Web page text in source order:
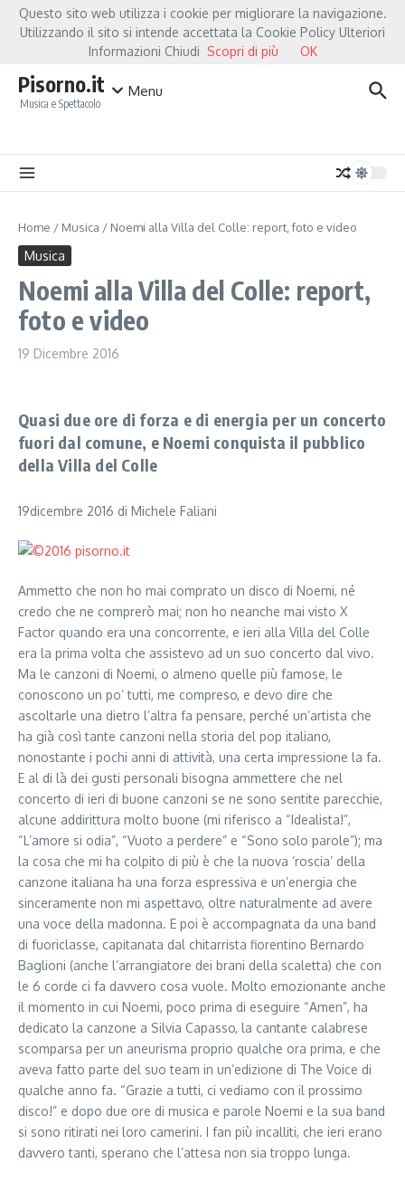
Salta al contenuto
Hot News
Fiorella Mannoia, a Capannori nasce “Anime Salve”: la data zero è un atto
Pisorno.it
Musica e Spettacolo
Menu
Home / Musica / Noemi alla Villa del Colle: report, foto e video
Musica
Noemi alla Villa del Colle: report,
foto e video
19 Dicembre 2016
Quasi due ore di forza e di energia per un concerto
fuori dal comune, e Noemi conquista il pubblico
della Villa del Colle
19dicembre 2016 di Michele Faliani
Ammetto che non ho mai comprato un disco di Noemi, né
credo che ne comprerò mai; non ho neanche mai visto X
Factor quando era una concorrente, e ieri alla Villa del Colle
era la prima volta che assistevo ad un suo concerto dal vivo.
Ma le canzoni di Noemi, o almeno quelle più famose, le
conoscono un po’ tutti, me compreso, e devo dire che
ascoltarle una dietro l’altra fa pensare, perché un’artista che
ha già così tante canzoni nella storia del pop italiano,
nonostante i pochi anni di attività, una certa impressione la fa.
E al di là dei gusti personali bisogna ammettere che nel
concerto di ieri di buone canzoni se ne sono sentite parecchie,
alcune addirittura molto buone (mi riferisco a “Idealista!”,
“L’amore si odia”, “Vuoto a perdere” e “Sono solo parole”); ma
la cosa che mi ha colpito di più è che la nuova ‘roscia’ della
canzone italiana ha una forza espressiva e un’energia che
sinceramente non mi aspettavo, oltre naturalmente ad avere
una voce della madonna. E poi è accompagnata da una band
di fuoriclasse, capitanata dal chitarrista fiorentino Bernardo
Baglioni (anche l’arrangiatore dei brani della scaletta) che con
le 6 corde ci fa davvero cosa vuole. Molto emozionante anche
il momento in cui Noemi, poco prima di eseguire “Amen”, ha
dedicato la canzone a Silvia Capasso, la cantante calabrese
scomparsa per un aneurisma proprio qualche ora prima, e che
aveva fatto parte del suo team in un’edizione di The Voice di
qualche anno fa. “Grazie a tutti, ci vediamo con il prossimo
disco!” e dopo due ore di musica e parole Noemi e la sua band
si sono ritirati nei loro camerini. I fan più incalliti, che ieri erano
davvero tanti, sperano che l’attesa non sia troppo lunga.
Questo sito web utilizza i cookie per migliorare la navigazione.
Utilizzando il sito si intende accettata la Cookie Policy Ulteriori
Informazioni Chiudi Scopri di più OK